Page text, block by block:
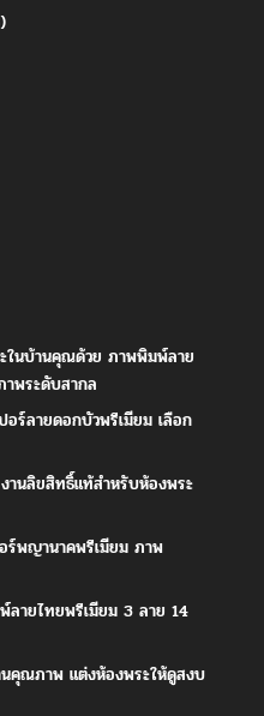
ในบ้านคุณด้วย ภาพพิมพ์ลาย
พระดับสากล
อร์ลายดอกบัวพรีเมียม เลือก
นลิขสิทธิ์แท้สำหรับห้องพระ
ร์พญานาคพรีเมียม ภาพ
ลายไทยพรีเมียม 3 ลาย 14
นคุณภาพ แต่งห้องพระให้ดูสงบ